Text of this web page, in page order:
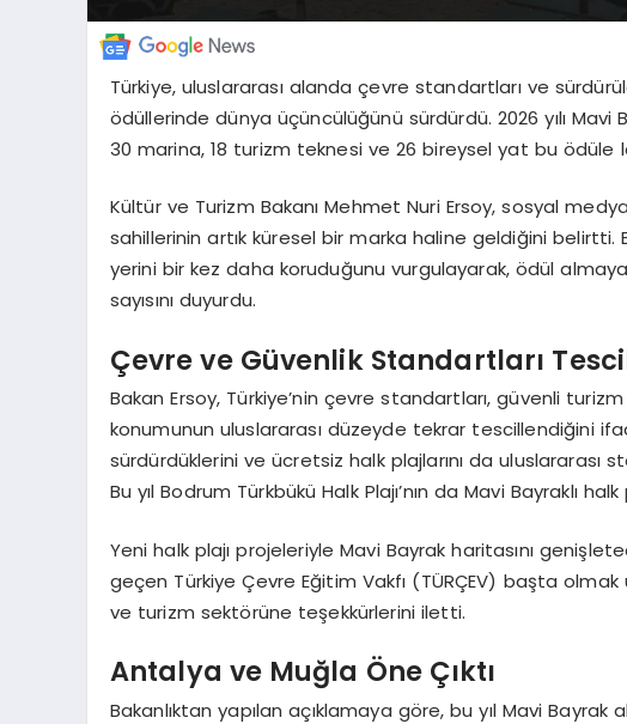
Türkiye, uluslararası alanda çevre standartları ve
ödüllerinde dünya üçüncülüğünü sürdürdü. 2026 yılı Mavi
30 marina, 18 turizm teknesi ve 26 bireysel yat bu ödüle
Kültür ve Turizm Bakanı Mehmet Nuri Ersoy, sosyal
sahillerinin artık küresel bir marka haline geldiğini belirtti.
yerini bir kez daha koruduğunu vurgulayarak, ödül
sayısını duyurdu.
Çevre ve Güvenlik Standartları
Bakan Ersoy, Türkiye’nin çevre standartları, güvenli
konumunun uluslararası düzeyde tekrar tescillendiğini
sürdürdüklerini ve ücretsiz halk plajlarını da
Bu yıl Bodrum Türkbükü Halk Plajı’nın da Mavi Bayraklı halk
Yeni halk plajı projeleriyle Mavi Bayrak haritasını
geçen Türkiye Çevre Eğitim Vakfı (TÜRÇEV) başta
ve turizm sektörüne teşekkürlerini iletti.
Antalya ve Muğla Öne Çıktı
Bakanlıktan yapılan açıklamaya göre, bu yıl Mavi